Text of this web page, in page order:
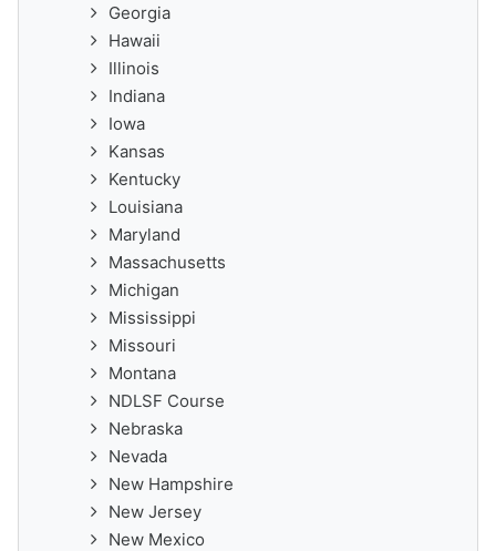
Georgia
Hawaii
Illinois
Indiana
Iowa
Kansas
Kentucky
Louisiana
Maryland
Massachusetts
Michigan
Mississippi
Missouri
Montana
NDLSF Course
Nebraska
Nevada
New Hampshire
New Jersey
New Mexico